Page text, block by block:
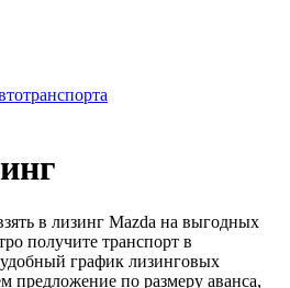
в лизинг Mazda на выгодных
получите транспорт в
график лизинговых
по размеру аванса,